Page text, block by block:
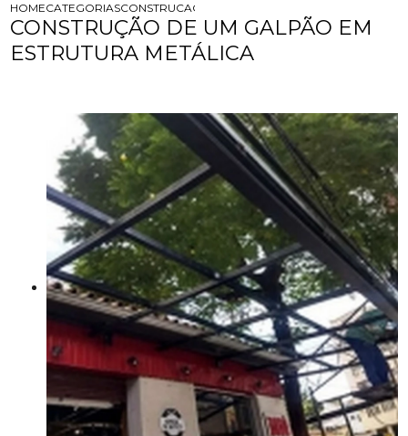
HOMECATEGORIASCONSTRUCAO DE UM GALPAO EM ESTRUTURA
CONSTRUÇÃO DE UM GALPÃO EM
ESTRUTURA METÁLICA